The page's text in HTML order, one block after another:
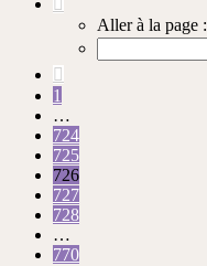
726
770
Aller à la page :
1
…
724
725
726
727
728
…
770